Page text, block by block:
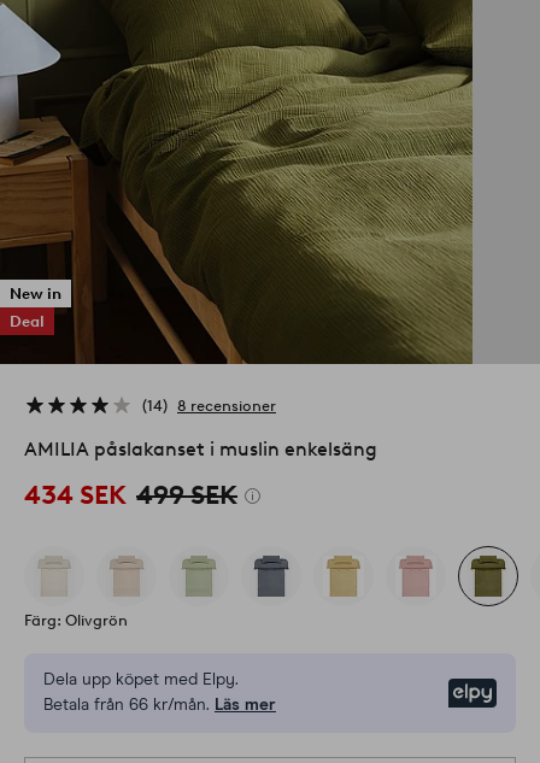
New in
Deal
14 8 recensioner
AMILIA påslakanset i muslin enkelsäng
434 SEK 499 SEK
Färg: Olivgrön
Dela upp köpet med Elpy.
Betala från 66 kr/mån. Läs mer